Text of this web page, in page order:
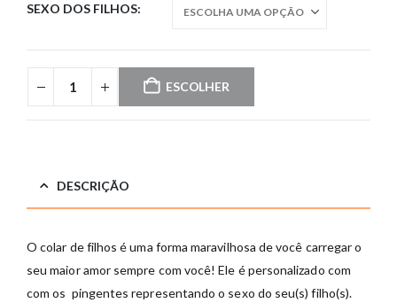
SEXO DOS FILHOS
ESCOLHER
DESCRIÇÃO
O colar de filhos é uma forma maravilhosa de você carregar o
seu maior amor sempre com você! Ele é personalizado com
com os pingentes representando o sexo do seu(s) filho(s).